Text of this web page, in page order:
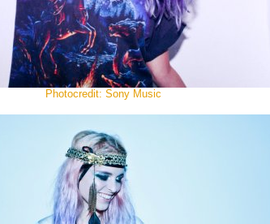
Photocredit: Sony Music